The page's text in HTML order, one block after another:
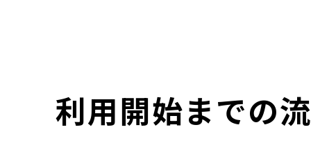
利用開始までの